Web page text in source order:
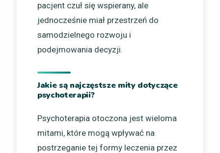
pacjent czuł się wspierany, ale
jednocześnie miał przestrzeń do
samodzielnego rozwoju i
podejmowania decyzji.
Jakie są najczęstsze mity dotyczące
psychoterapii?
Psychoterapia otoczona jest wieloma
mitami, które mogą wpływać na
postrzeganie tej formy leczenia przez